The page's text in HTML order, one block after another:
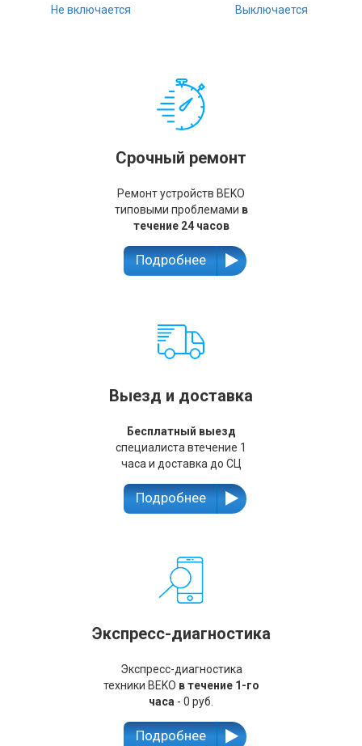
Не включается Выключается
Срочный ремонт
Ремонт устройств BEKO
типовыми проблемами в
течение 24 часов
Подробнее
Выезд и доставка
Бесплатный выезд
специалиста втечение 1
часа и доставка до СЦ
Подробнее
Экспресс-диагностика
Экспресс-диагностика
техники BEKO в течение 1-го
часа - 0 руб.
Подробнее